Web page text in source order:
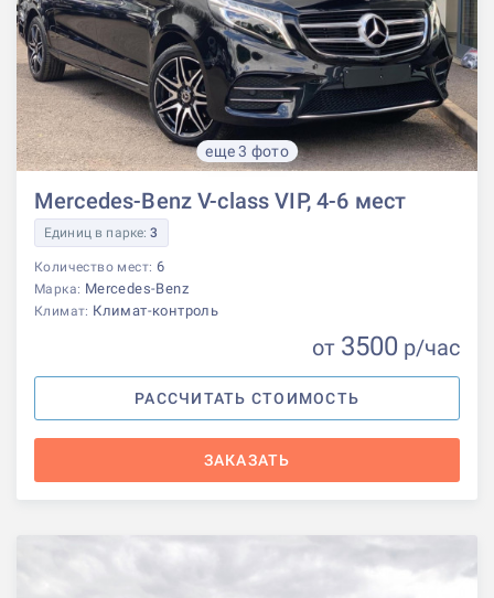
еще 3 фото
Mercedes-Benz V-class VIP, 4-6 мест
Единиц в парке:3
Количество мест: 6
Марка: Mercedes-Benz
Климат: Климат-контроль
от 3500 р/час
РАССЧИТАТЬ СТОИМОСТЬ
ЗАКАЗАТЬ